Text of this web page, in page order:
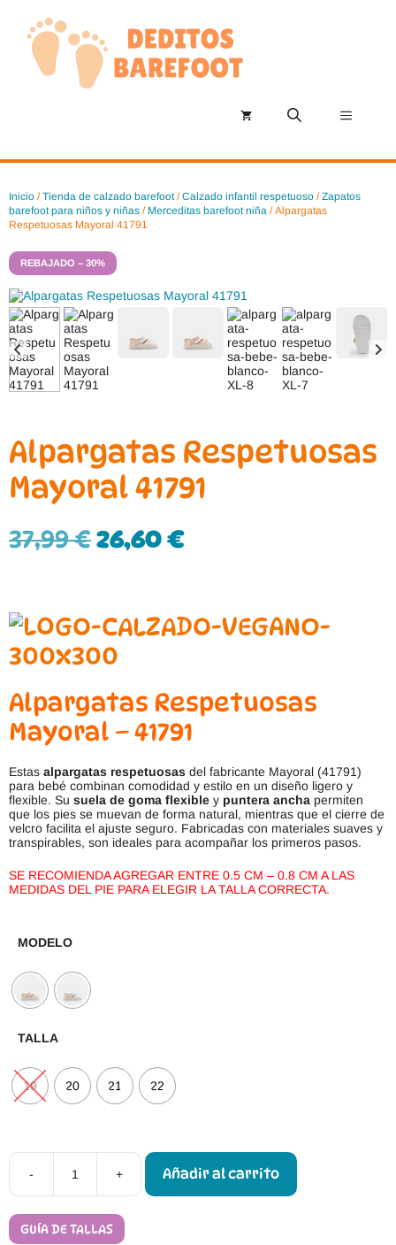
contenido
Menú
Inicio /Tienda de calzado barefoot/Calzado infantil respetuoso /Zapatos
barefoot para niños y niñas / Merceditas barefoot niña / Alpargatas
Respetuosas Mayoral 41791
REBAJADO – 30%
Alpargatas Respetuosas
Mayoral 41791
37,99€26,60€
Alpargatas Respetuosas
Mayoral – 41791
Estas alpargatas respetuosas del fabricante Mayoral (41791)
para bebé combinan comodidad y estilo en un diseño ligero y
flexible. Su suela de goma flexible y puntera ancha permiten
que los pies se muevan de forma natural, mientras que el cierre de
velcro facilita el ajuste seguro. Fabricadas con materiales suaves y
transpirables, son ideales para acompañar los primeros pasos.
SE RECOMIENDA AGREGAR ENTRE 0.5 CM – 0.8 CM A LAS
MEDIDAS DEL PIE PARA ELEGIR LA TALLA CORRECTA.
MODELO
TALLA
19 20 21 22
-
Alpargatas
Respetuosas
+ Añadir al carrito
GUÍA DE TALLAS